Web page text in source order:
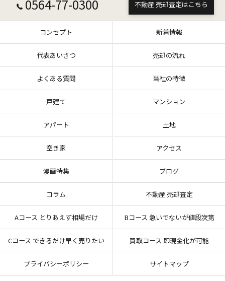
0564-77-0300 不動産 売却査定はこちら
コンセプト 新着情報
代表あいさつ 売却の流れ
よくある質問 当社の特徴
戸建て マンション
アパート 土地
空き家 アクセス
漫画特集 ブログ
コラム 不動産 売却査定
Aコース とりあえず相場だけ Bコース 急いでないが値段次第
Cコース できるだけ早く売りたい 買取コース 即現金化が可能
プライバシーポリシー サイトマップ